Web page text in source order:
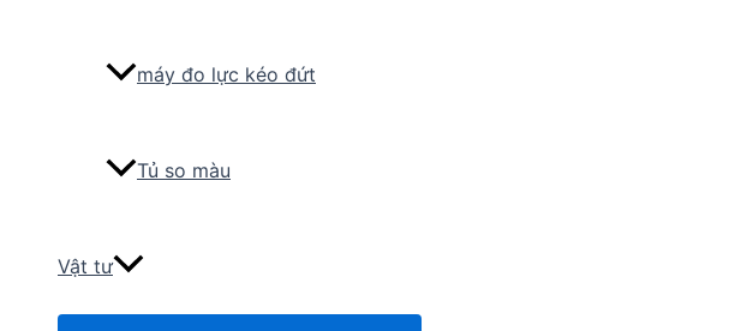
máy đo lực kéo đứt
Tủ so màu
Vật tư